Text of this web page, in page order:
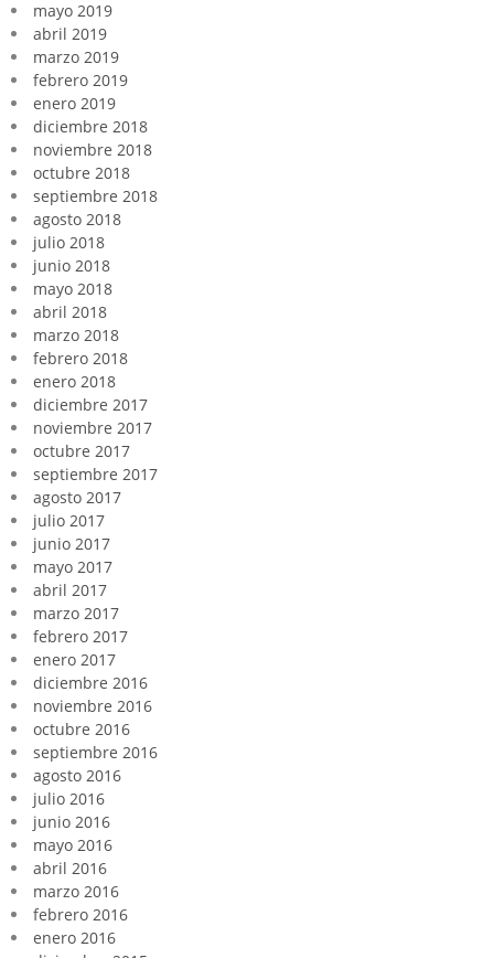
mayo 2019
abril 2019
marzo 2019
febrero 2019
enero 2019
diciembre 2018
noviembre 2018
octubre 2018
septiembre 2018
agosto 2018
julio 2018
junio 2018
mayo 2018
abril 2018
marzo 2018
febrero 2018
enero 2018
diciembre 2017
noviembre 2017
octubre 2017
septiembre 2017
agosto 2017
julio 2017
junio 2017
mayo 2017
abril 2017
marzo 2017
febrero 2017
enero 2017
diciembre 2016
noviembre 2016
octubre 2016
septiembre 2016
agosto 2016
julio 2016
junio 2016
mayo 2016
abril 2016
marzo 2016
febrero 2016
enero 2016